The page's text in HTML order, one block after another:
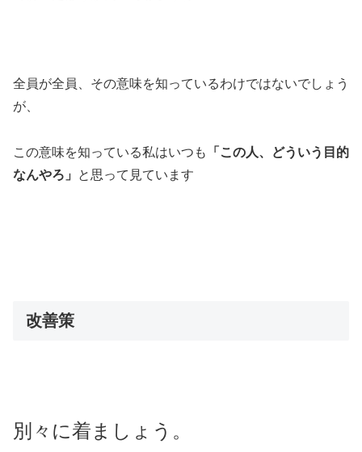
全員が全員、その意味を知っているわけではないでしょう
が、
この意味を知っている私はいつも
「この人、どういう目的
なんやろ」
と思って見ています
改善策
別々に着ましょう。